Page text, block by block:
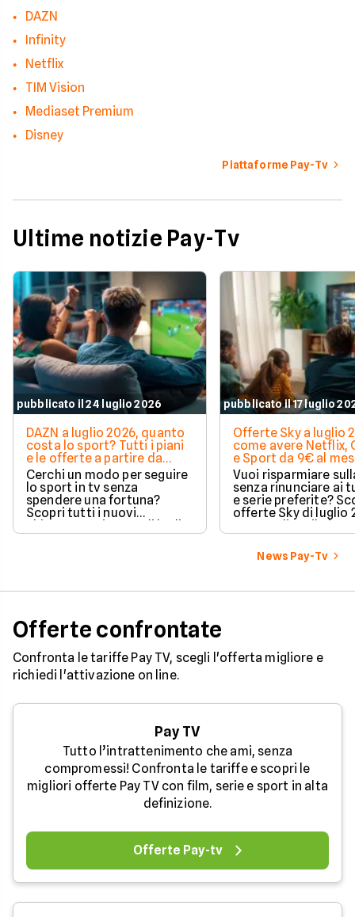
DAZN
Infinity
Netflix
TIM Vision
Mediaset Premium
Disney
Piattaforme Pay-Tv
Ultime notizie Pay-Tv
pubblicato il 24 luglio 2026
DAZN a luglio 2026, quanto
costa lo sport? Tutti i piani
e le offerte a partire da
11,99€
Cerchi un modo per seguire
lo sport in tv senza
spendere una fortuna?
Scopri tutti i nuovi
abbonamenti DAZN di luglio
2026 e trova l'offerta
pubblicato il 17 luglio
Offerte Sky a luglio
come avere Netflix,
e Sport da 9€ al
Vuoi risparmiare
senza rinunciare ai
e serie preferite?
offerte Sky di luglio
per scegliere il
adatto alle tue
ottimizzare le
News Pay-Tv
Offerte confrontate
Confronta le tariffe Pay TV, scegli l'offerta migliore e
richiedi l'attivazione on line.
Pay TV
Tutto l’intrattenimento che ami, senza
compromessi! Confronta le tariffe e scopri le
migliori offerte Pay TV con film, serie e sport in alta
definizione.
Offerte Pay-tv